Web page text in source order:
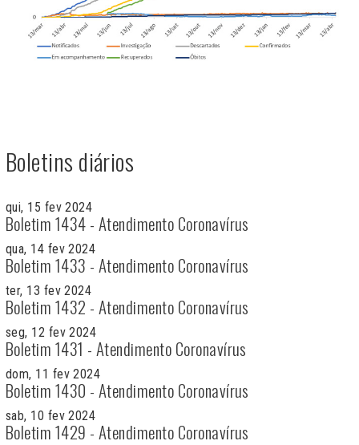
Boletins diários
qui, 15 fev 2024
Boletim 1434 - Atendimento Coronavírus
qua, 14 fev 2024
Boletim 1433 - Atendimento Coronavírus
ter, 13 fev 2024
Boletim 1432 - Atendimento Coronavírus
seg, 12 fev 2024
Boletim 1431 - Atendimento Coronavírus
dom, 11 fev 2024
Boletim 1430 - Atendimento Coronavírus
sab, 10 fev 2024
Boletim 1429 - Atendimento Coronavírus